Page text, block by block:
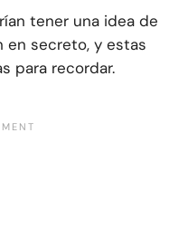
tener una idea de
en secreto, y estas
para recordar.